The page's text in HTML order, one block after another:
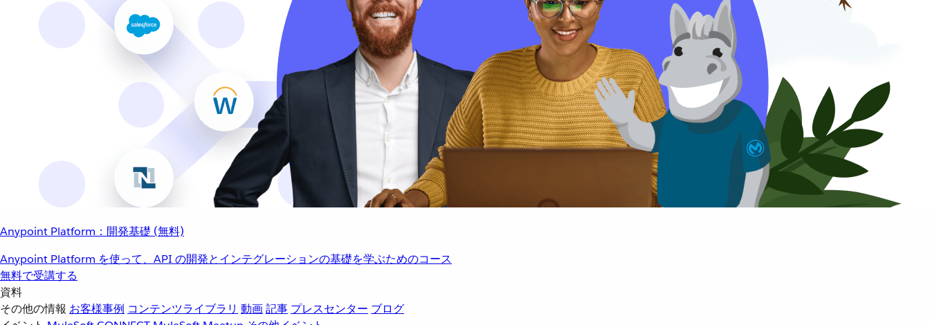
Anypoint Platform：開発基礎 (無料)
Anypoint Platform を使って、API の開発とインテグレーションの基礎を学ぶためのコース
無料で受講する
資料
その他の情報 お客様事例 コンテンツライブラリ 動画記事 プレスセンター ブログ